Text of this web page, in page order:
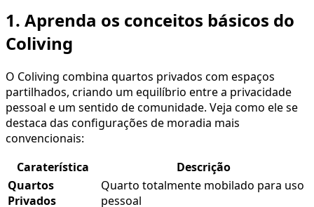
1. Aprenda os conceitos básicos do
Coliving
O Coliving combina quartos privados com espaços
partilhados, criando um equilíbrio entre a privacidade
pessoal e um sentido de comunidade. Veja como ele se
destaca das configurações de moradia mais
convencionais:
Caraterística
Descrição
Quartos
Privados
Quarto totalmente mobilado para uso
pessoal